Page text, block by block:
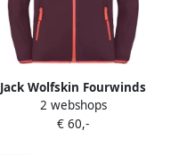
Jack Wolfskin Fourwinds
Jacket Kids Softshelljack
Kinderen 104 amaranth
2 webshops
€ 60,-